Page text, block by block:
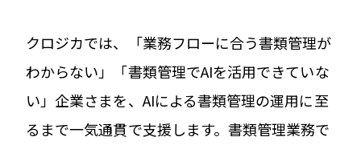
クロジカでは、「業務フローに合う書類管理が
わからない」「書類管理でAIを活用できていな
い」企業さまを、AIによる書類管理の運用に至
るまで一気通貫で支援します。書類管理業務で